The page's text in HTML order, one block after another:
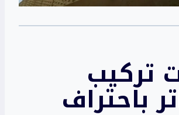
تركيب
باحتراف